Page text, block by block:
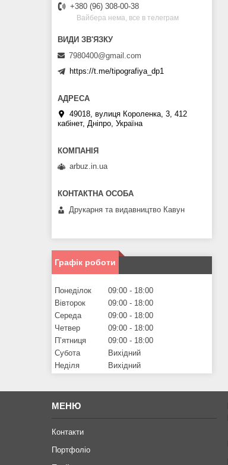
+380 (96) 308-00-38
Вайбера нема, все в телеграм
7980400@gmail.com
https://t.me/tipografiya_dp1
49018, вулиця Короленка, 3, 412
кабінет, Дніпро, Україна
arbuz.in.ua
Друкарня та видавництво Кавун
Графік роботи
Понеділок 09:00
18:00
Вівторок
09:00
18:00
Середа
09:00
18:00
Четвер
09:00
18:00
Пʼятниця
09:00
18:00
Субота
Вихідний
Неділя
Вихідний
МЕНЮ
Контакти
Портфоліо